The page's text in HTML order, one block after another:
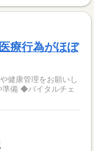
療行為がほぼ
健康管理をお願いし